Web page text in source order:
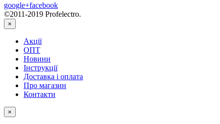
google+facebook
©2011-2019 Profelectro.
×
Акції
ОПТ
Новини
Інструкції
Доставка і оплата
Про магазин
Контакти
×